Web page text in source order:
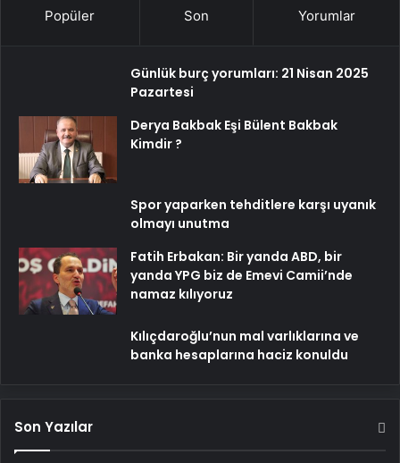
Popüler Son Yorumlar
Günlük burç yorumları: 21 Nisan 2025
Pazartesi
Derya Bakbak Eşi Bülent Bakbak
Kimdir ?
Spor yaparken tehditlere karşı uyanık
olmayı unutma
Fatih Erbakan: Bir yanda ABD, bir
yanda YPG biz de Emevi Camii’nde
namaz kılıyoruz
Kılıçdaroğlu’nun mal varlıklarına ve
banka hesaplarına haciz konuldu
Son Yazılar